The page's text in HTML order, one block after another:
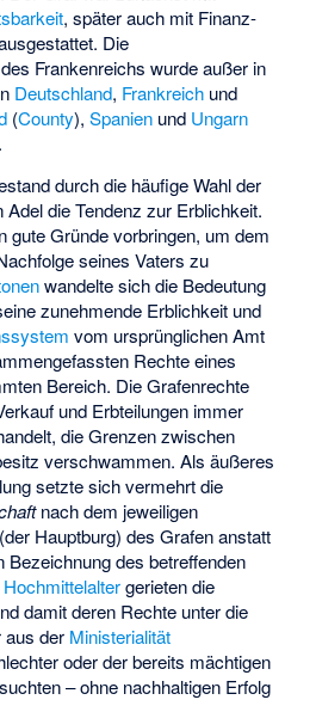
, später auch mit Finanz-
Die
Frankenreichs wurde außer in
Deutschland, Frankreich und
(County),Spanien und Ungarn
durch die häufige Wahl der
die Tendenz zur Erblichkeit.
gute Gründe vorbringen, um dem
seines Vaters zu
wandelte sich die Bedeutung
zunehmende Erblichkeit und
vom ursprünglichen Amt
Rechte eines
Bereich. Die Grafenrechte
und Erbteilungen immer
die Grenzen zwischen
verschwammen. Als äußeres
setzte sich vermehrt die
nach dem jeweiligen
Hauptburg) des Grafen anstatt
Bezeichnung des betreffenden
Hochmittelaltergerieten die
damit deren Rechte unter die
aus der Ministerialität
oder der bereits mächtigen
– ohne nachhaltigen Erfolg